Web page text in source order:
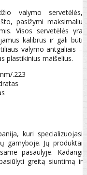
valymo servetėlės,
pasižymi maksimaliu
Visos servetėlės yra
kalibrus ir gali būti
valymo antgaliais –
plastikinius maišelius.
.223
kuri specializuojasi
gamyboje. Jų produktai
pasaulyje. Kadangi
greitą siuntimą ir